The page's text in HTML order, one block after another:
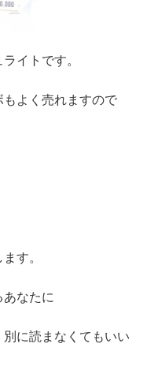
イトです。
よく売れますので
す。
なたに
に読まなくてもいい